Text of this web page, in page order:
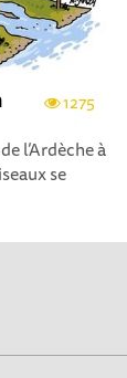
1275
l’Ardèche à
se